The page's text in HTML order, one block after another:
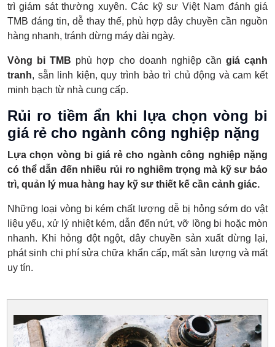
trì giám sát thường xuyên. Các kỹ sư Việt Nam đánh giá
TMB đáng tin, dễ thay thế, phù hợp dây chuyền cần nguồn
hàng nhanh, tránh dừng máy dài ngày.
Vòng bi TMB phù hợp cho doanh nghiệp cần giá cạnh
tranh, sẵn linh kiện, quy trình bảo trì chủ động và cam kết
minh bạch từ nhà cung cấp.
Rủi ro tiềm ẩn khi lựa chọn vòng bi
giá rẻ cho ngành công nghiệp nặng
Lựa chọn vòng bi giá rẻ cho ngành công nghiệp nặng
có thể dẫn đến nhiều rủi ro nghiêm trọng mà kỹ sư bảo
trì, quản lý mua hàng hay kỹ sư thiết kế cần cảnh giác.
Những loại vòng bi kém chất lượng dễ bị hỏng sớm do vật
liệu yếu, xử lý nhiệt kém, dẫn đến nứt, vỡ lồng bi hoặc mòn
nhanh. Khi hỏng đột ngột, dây chuyền sản xuất dừng lại,
phát sinh chi phí sửa chữa khẩn cấp, mất sản lượng và mất
uy tín.